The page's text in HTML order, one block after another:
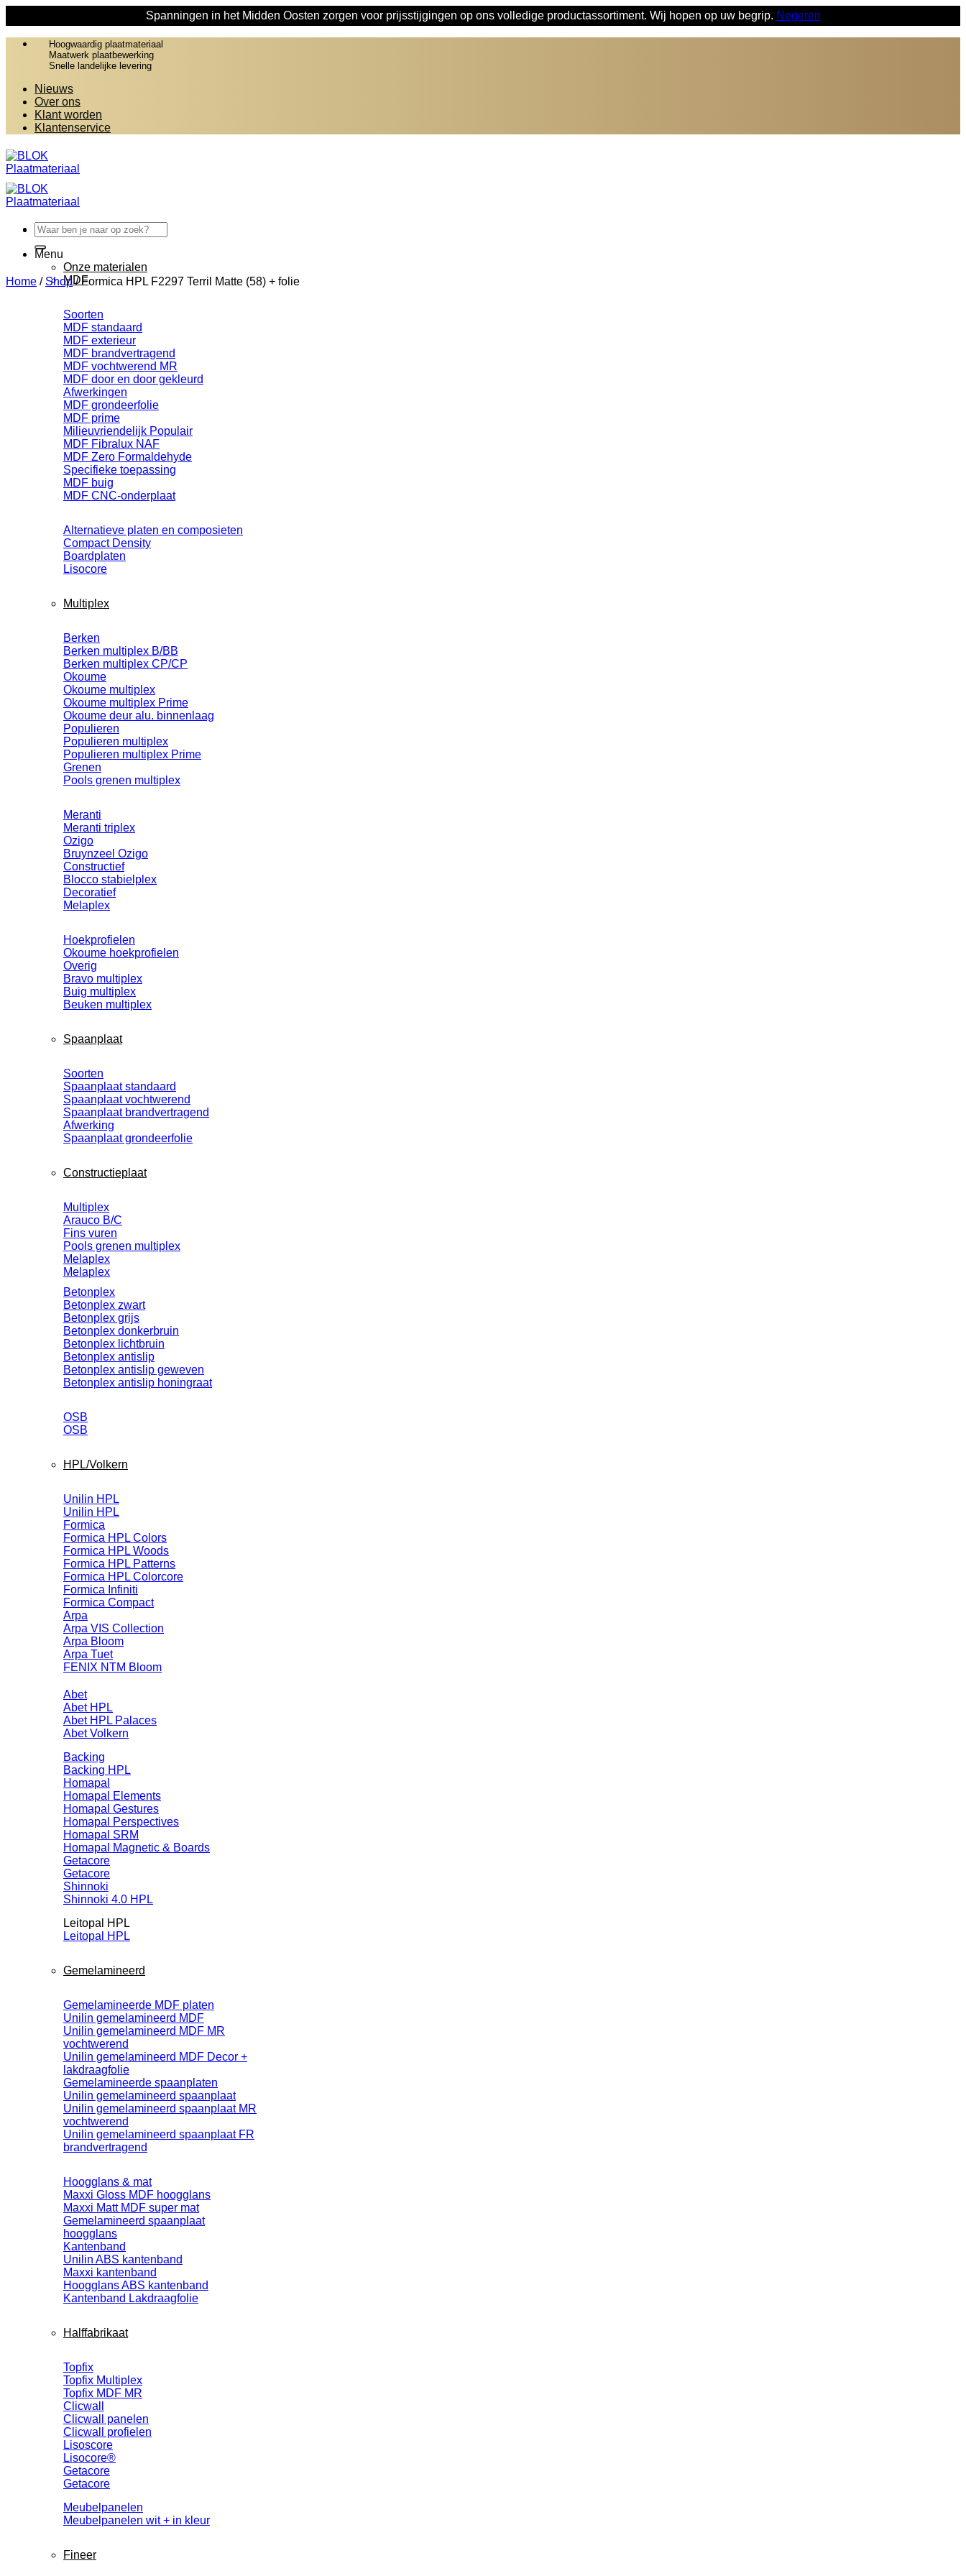
Spanningen in het Midden Oosten zorgen voor prijsstijgingen op ons volledige productassortiment. Wij hopen op uw begrip. Negeren
naar
Hoogwaardig plaatmateriaal
Maatwerk plaatbewerking
Snelle landelijke levering
Nieuws
Over ons
Klant worden
Klantenservice
Menu
Onze materialen
MDF
Soorten
MDF standaard
MDF exterieur
MDF brandvertragend
MDF vochtwerend MR
MDF door en door gekleurd
Afwerkingen
MDF grondeerfolie
MDF prime
Milieuvriendelijk
MDF Fibralux NAF
MDF Zero Formaldehyde
Specifieke toepassing
MDF buig
MDF CNC-onderplaat
Alternatieve platen en composieten
Compact Density
Boardplaten
Lisocore
Multiplex
Berken
Berken multiplex B/BB
Berken multiplex CP/CP
Okoume
Okoume multiplex
Okoume multiplex Prime
Okoume deur alu. binnenlaag
Populieren
Populieren multiplex
Populieren multiplex Prime
Grenen
Pools grenen multiplex
Meranti
Meranti triplex
Ozigo
Bruynzeel Ozigo
Constructief
Blocco stabielplex
Decoratief
Melaplex
Hoekprofielen
Okoume hoekprofielen
Overig
Bravo multiplex
Buig multiplex
Beuken multiplex
Spaanplaat
Soorten
Spaanplaat standaard
Spaanplaat vochtwerend
Spaanplaat brandvertragend
Afwerking
Spaanplaat grondeerfolie
Constructieplaat
Multiplex
Arauco B/C
Fins vuren
Pools grenen multiplex
Melaplex
Melaplex
Betonplex
Betonplex zwart
Betonplex grijs
Betonplex donkerbruin
Betonplex lichtbruin
Betonplex antislip
Betonplex antislip geweven
Betonplex antislip honingraat
OSB
OSB
HPL/Volkern
Unilin HPL
Unilin HPL
Formica
Formica HPL Colors
Formica HPL Woods
Formica HPL Patterns
Formica HPL Colorcore
Formica Infiniti
Formica Compact
Arpa
Arpa VIS Collection
Arpa Bloom
Arpa Tuet
FENIX NTM Bloom
Abet
Abet HPL
Abet HPL Palaces
Abet Volkern
Backing
Backing HPL
Homapal
Homapal Elements
Homapal Gestures
Homapal Perspectives
Homapal SRM
Homapal Magnetic & Boards
Getacore
Getacore
Shinnoki
Shinnoki 4.0 HPL
Leitopal HPL
Leitopal HPL
Gemelamineerd
Gemelamineerde MDF platen
Unilin gemelamineerd MDF
Unilin gemelamineerd MDF MR
vochtwerend
Unilin gemelamineerd MDF Decor +
lakdraagfolie
Gemelamineerde spaanplaten
Unilin gemelamineerd spaanplaat
Unilin gemelamineerd spaanplaat MR
vochtwerend
Unilin gemelamineerd spaanplaat FR
brandvertragend
Hoogglans & mat
Maxxi Gloss MDF hoogglans
Maxxi Matt MDF super mat
Gemelamineerd spaanplaat
hoogglans
Kantenband
Unilin ABS kantenband
Maxxi kantenband
Hoogglans ABS kantenband
Kantenband Lakdraagfolie
Halffabrikaat
Topfix
Topfix Multiplex
Topfix MDF MR
Clicwall
Clicwall panelen
Clicwall profielen
Lisoscore
Lisocore®
Getacore
Getacore
Meubelpanelen
Meubelpanelen wit + in kleur
Fineer
Zoeken
naar:
Home / Shop/Formica HPL F2297 Terril Matte (58) + folie